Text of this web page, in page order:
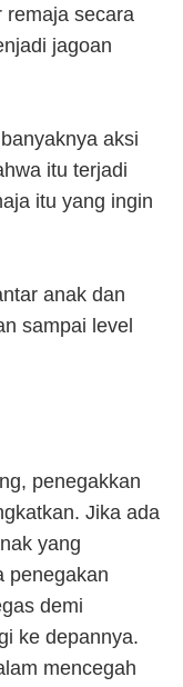
remaja secara
jagoan
aksi
itu terjadi
itu yang ingin
anak dan
sampai level
penegakkan
Jika ada
yang
penegakan
demi
ke depannya.
mencegah